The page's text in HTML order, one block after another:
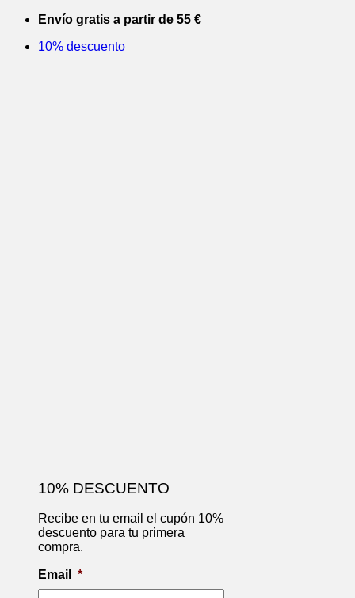
Saltar
contenido
Envío gratis a partir de 55 €
10% descuento
10% DESCUENTO
Recibe en tu email el cupón 10%
descuento para tu primera
compra.
Email *